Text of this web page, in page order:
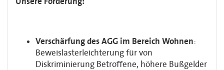
Verschärfung des AGG im Bereich Wohnen:
Beweislasterleichterung für von
Diskriminierung Betroffene, höhere Bußgelder